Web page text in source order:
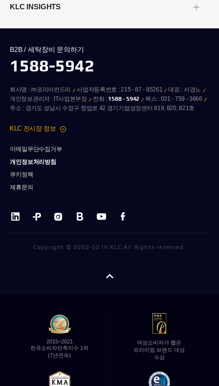
KLC INSIGHTS
펼치기/
B2B / 세탁장비 문의하기
1588-5942
회사명 : ㈜코리아런드리 사업자등록번호 : 215 - 87 - 85261
대표 : 서경노
개인정보관리자 : IT사업본부장
전화 : 1588 - 5942
팩스 : 031 - 759 - 3666
주소 : 경기도 성남시 수정구 창업로 42 경기기업성장센터 819, 820, 821호
KLC 전시장 정보
이메일무단수집거부
개인정보처리방침
쿠키정책
제휴문의
Copyright © 2002-2019 KLC All Rights reserved.
펼치기/
2015~2021
한국소비자만족지수 1위
(7년연속)
여성소비자가 뽑은
프리미엄 브랜드 대상
수상